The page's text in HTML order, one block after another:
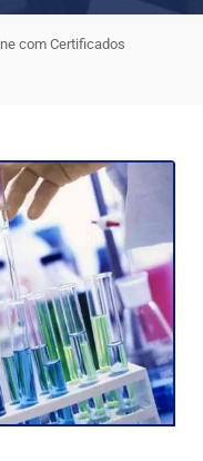
com Certificados